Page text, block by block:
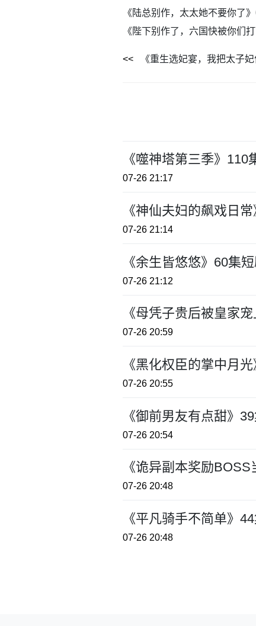
《陆总别作，太太她不要你了
《陛下别作了，六国快被你们
《噬神塔第三季》
07-26 21:17
《神仙夫妇的飙戏日
07-26 21:14
《余生皆悠悠》60集
07-26 21:12
《母凭子贵后被皇家
07-26 20:59
《黑化权臣的掌中月
07-26 20:55
《御前男友有点甜》
07-26 20:54
《诡异副本奖励
07-26 20:48
《平凡骑手不简单》
07-26 20:48